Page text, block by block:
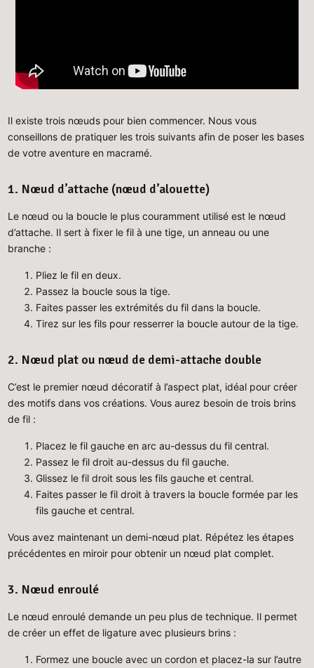
Il existe trois nœuds pour bien commencer. Nous vous
conseillons de pratiquer les trois suivants afin de poser les bases
de votre aventure en macramé.
1. Nœud d’attache (nœud d’alouette)
Le nœud ou la boucle le plus couramment utilisé est le nœud
d’attache. Il sert à fixer le fil à une tige, un anneau ou une
branche :
Pliez le fil en deux.
Passez la boucle sous la tige.
Faites passer les extrémités du fil dans la boucle.
Tirez sur les fils pour resserrer la boucle autour de la tige.
2. Nœud plat ou nœud de demi-attache double
C’est le premier nœud décoratif à l’aspect plat, idéal pour créer
des motifs dans vos créations. Vous aurez besoin de trois brins
de fil :
Placez le fil gauche en arc au-dessus du fil central.
Passez le fil droit au-dessus du fil gauche.
Glissez le fil droit sous les fils gauche et central.
Faites passer le fil droit à travers la boucle formée par les
fils gauche et central.
Vous avez maintenant un demi-nœud plat. Répétez les étapes
précédentes en miroir pour obtenir un nœud plat complet.
3. Nœud enroulé
Le nœud enroulé demande un peu plus de technique. Il permet
de créer un effet de ligature avec plusieurs brins :
Formez une boucle avec un cordon et placez-la sur l’autre